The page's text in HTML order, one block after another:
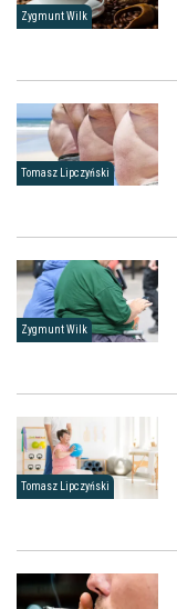
Zygmunt Wilk
Tomasz Lipczyński
Zygmunt Wilk
Tomasz Lipczyński